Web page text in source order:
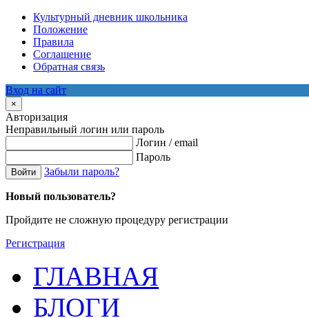
Культурный дневник школьника
Положение
Правила
Соглашение
Обратная связь
Вход на сайт
×
Авторизация
Неправильный логин или пароль
Логин / email
Пароль
Войти Забыли пароль?
Новый пользователь?
Пройдите не сложную процедуру регистрации
Регистрация
ГЛАВНАЯ
БЛОГИ